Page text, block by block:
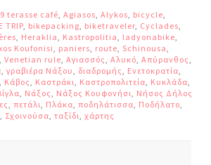
terasse café, Agiasos, Alykos, bicycle,
TRIP, bikepacking, biketraveler, Cyclades,
, Heraklia, Kastropolitia, ladyonabike,
Koufonisi, paniers, route, Schinousa,
, Venetian rule, Αγιασσός, Αλυκό, Απύρανθος,
, γραβιέρα Νάξου, διαδρομής, Ενετοκρατία,
, Κάβος, Καστράκι, Καστροπολιτεία, Κυκλάδα,
, Νάξος, Νάξος Κουφονήσι, Νήσος Δήλος
, πετάλι, Πλάκα, ποδηλάτισσα, Ποδήλατο,
, Σχοινούσα, ταξίδι, χάρτης